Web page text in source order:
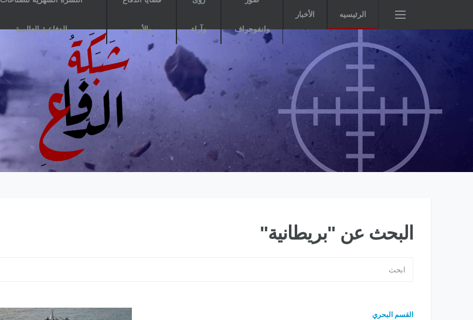
الرئيسيه الأخبار
وانفوجراف وآراء والأمن الدفاعية العالمية
البحث عن "بريطانية"
القسم البحري